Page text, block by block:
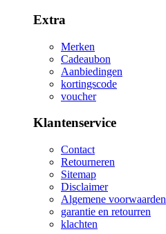
Extra
Merken
Cadeaubon
Aanbiedingen
kortingscode
voucher
Klantenservice
Contact
Retourneren
Sitemap
Disclaimer
Algemene voorwaarden
garantie en retourren
klachten